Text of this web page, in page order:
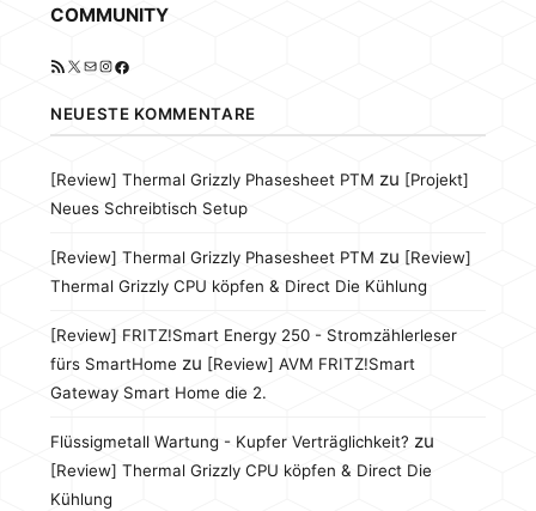
COMMUNITY
RSS-Feed
X E-MailInstagram
Facebook
NEUESTE KOMMENTARE
[Review] Thermal Grizzly Phasesheet PTM zu [Projekt]
Neues Schreibtisch Setup
[Review] Thermal Grizzly Phasesheet PTM zu [Review]
Thermal Grizzly CPU köpfen & Direct Die Kühlung
[Review] FRITZ!Smart Energy 250 - Stromzählerleser
fürs SmartHome zu [Review] AVM FRITZ!Smart
Gateway Smart Home die 2.
Flüssigmetall Wartung - Kupfer Verträglichkeit? zu
[Review] Thermal Grizzly CPU köpfen & Direct Die
Kühlung